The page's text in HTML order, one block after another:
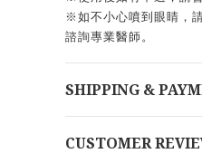
※如不小心噴到眼睛，
諮詢專業醫師。
SHIPPING &
CUSTOMER